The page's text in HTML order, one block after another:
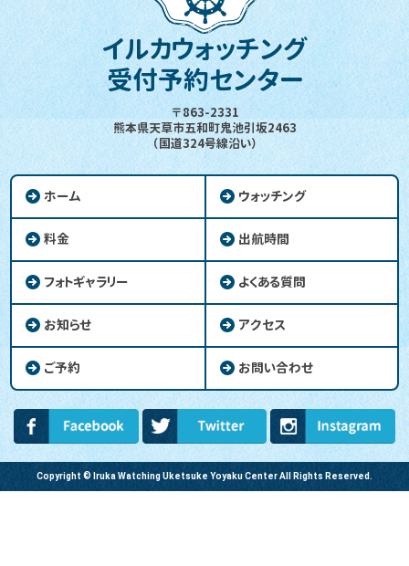
イルカウォッチング
受付予約センター
〒863-2331
熊本県天草市五和町鬼池引坂2463
（国道324号線沿い）
ホーム ウォッチング
料金 出航時間
フォトギャラリー よくある質問
お知らせ アクセス
ご予約 お問い合わせ
Copyright © Iruka Watching Uketsuke Yoyaku Center All Rights Reserved.